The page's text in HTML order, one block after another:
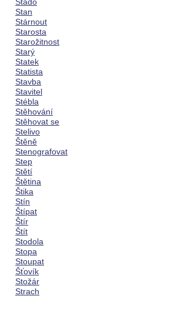
Stan
Stárnout
Starosta
Starožitnost
Starý
Statek
Statista
Stavba
Stavitel
Stébla
Stěhování
Stěhovat se
Stelivo
Štěně
Stenografovat
Step
Stětí
Štětina
Štika
Stín
Štípat
Štír
Štít
Stodola
Stopa
Stoupat
Šťovík
Stožár
Strach